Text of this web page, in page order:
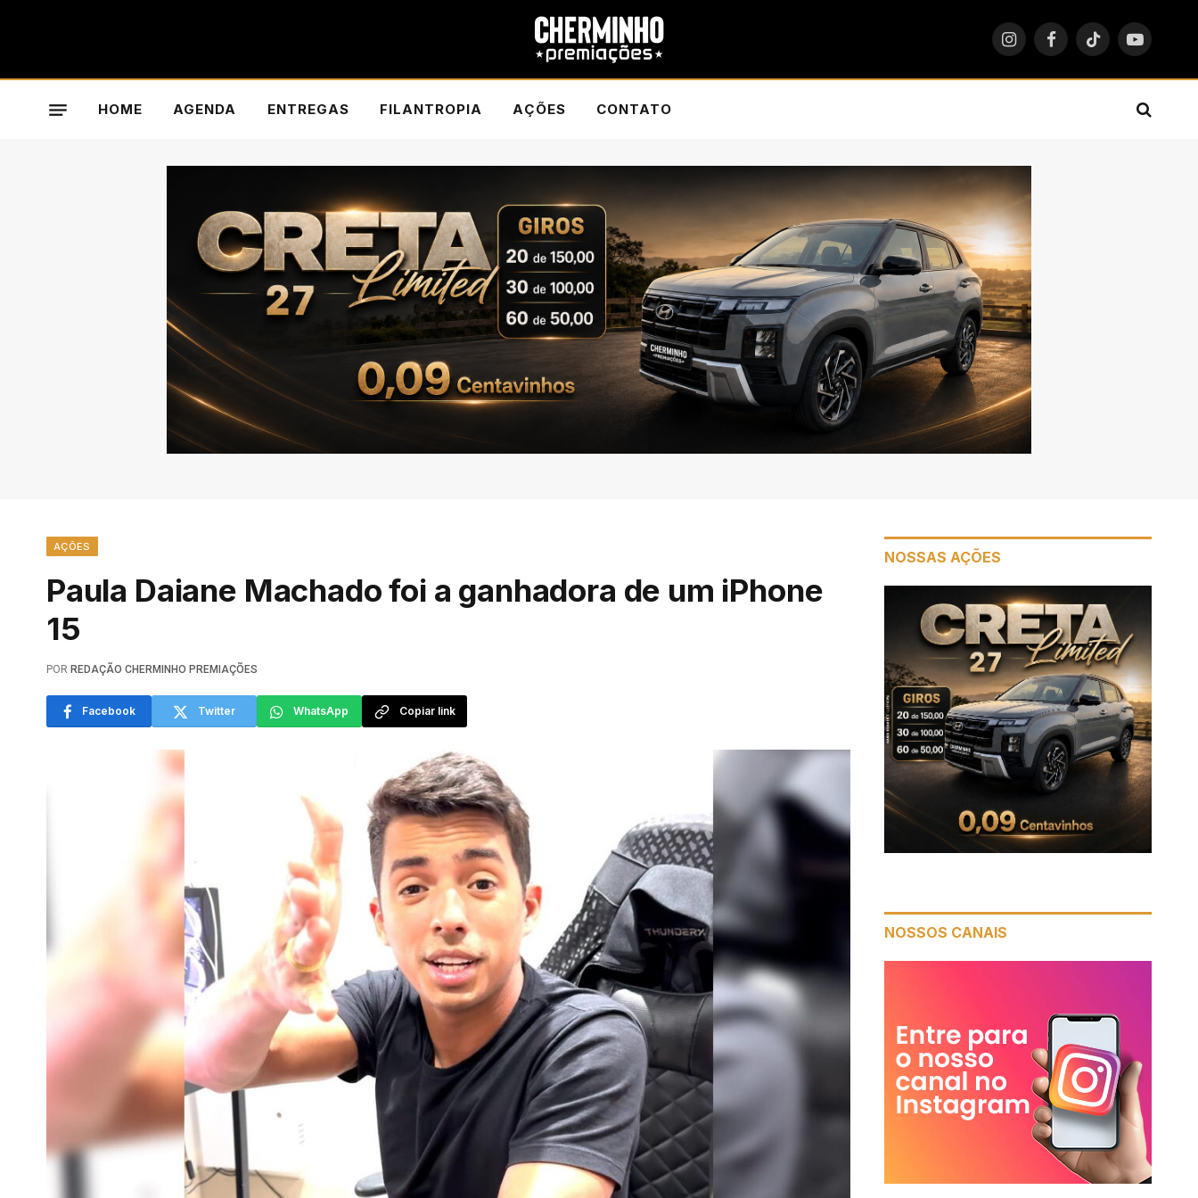
InstagramFacebookTikTokYouTube
HOME AGENDA ENTREGAS FILANTROPIA AÇÕES CONTATO
AÇÕES
Paula Daiane Machado foi a ganhadora de um iPhone
15
POR REDAÇÃO CHERMINHO PREMIAÇÕES
Facebook Twitter WhatsApp Copiar link
NOSSAS AÇÕES
NOSSOS CANAIS